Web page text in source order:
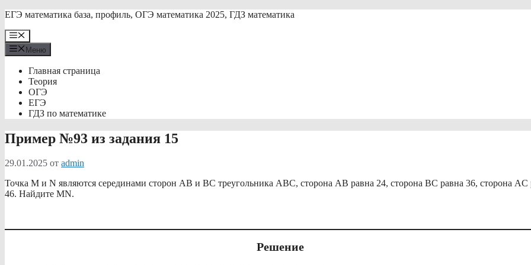
Перейти
содержимому
ЕГЭ математика база, профиль, ОГЭ математика 2025, ГДЗ математика
Меню
Меню
Главная страница
Теория
ОГЭ
ЕГЭ
ГДЗ по математике
Пример №93 из задания 15
29.01.2025 от admin
Точка M и N являются серединами сторон AB и BC треугольника ABC, сторона AB равна 24, сторона BC равна 36, сторона AC
46. Найдите MN.
Решение